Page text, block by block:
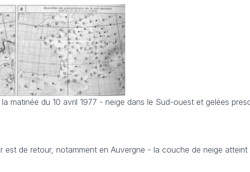
la matinée du 10 avril 1977 - neige dans le Sud-ouest et gelées
est de retour, notamment en Auvergne - la couche de neige